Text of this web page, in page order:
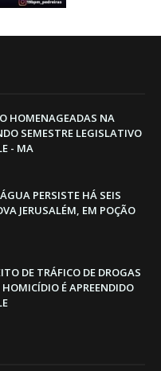
HOMENAGEADAS NA
SEMESTRE LEGISLATIVO
- MA
PERSISTE HÁ SEIS
JERUSALÉM, EM POÇÃO
DE TRÁFICO DE DROGAS
É APREENDIDO